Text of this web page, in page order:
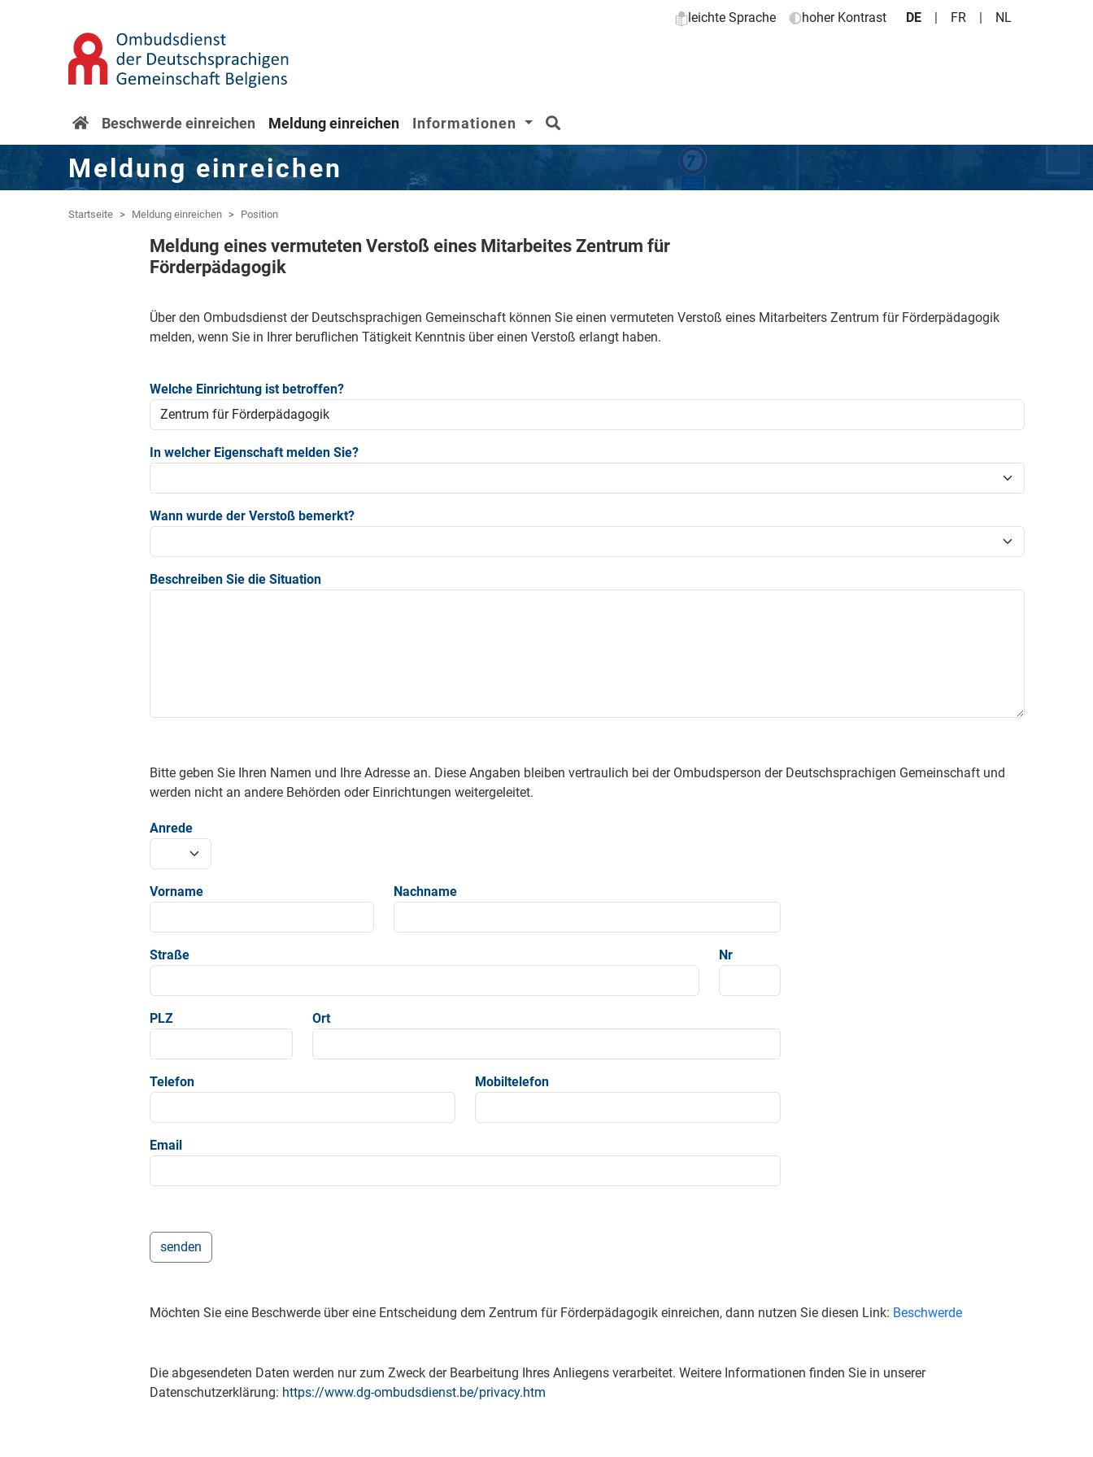
Zur Navigation springen
leichte Sprache hoher Kontrast DE | FR | NL
Startseite
Beschwerde einreichen Meldung einreichen Informationen
Meldung einreichen
Startseite Meldung einreichen Position
Meldung eines vermuteten Verstoß eines Mitarbeites Zentrum für
Förderpädagogik
Über den Ombudsdienst der Deutschsprachigen Gemeinschaft können Sie einen vermuteten Verstoß eines Mitarbeiters Zentrum für Förderpädagogik
melden, wenn Sie in Ihrer beruflichen Tätigkeit Kenntnis über einen Verstoß erlangt haben.
Welche Einrichtung ist betroffen?
In welcher Eigenschaft melden Sie?
Wann wurde der Verstoß bemerkt?
Beschreiben Sie die Situation
Bitte geben Sie Ihren Namen und Ihre Adresse an. Diese Angaben bleiben vertraulich bei der Ombudsperson der Deutschsprachigen Gemeinschaft und
werden nicht an andere Behörden oder Einrichtungen weitergeleitet.
Anrede
Vorname Nachname
Straße Nr
PLZ Ort
Telefon Mobiltelefon
Email
Möchten Sie eine Beschwerde über eine Entscheidung dem Zentrum für Förderpädagogik einreichen, dann nutzen Sie diesen Link: Beschwerde
Die abgesendeten Daten werden nur zum Zweck der Bearbeitung Ihres Anliegens verarbeitet. Weitere Informationen finden Sie in unserer
Datenschutzerklärung: https://www.dg-ombudsdienst.be/privacy.htm